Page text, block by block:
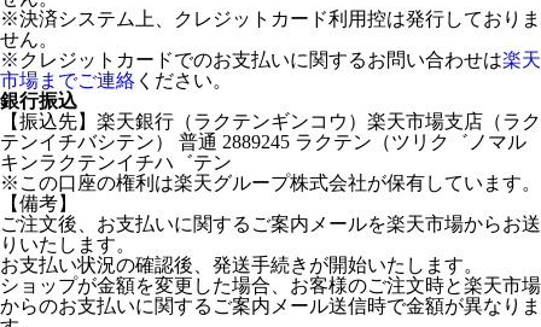
※決済システム上、クレジットカード利用控は発行しておりま
せん。
※クレジットカードでのお支払いに関するお問い合わせは楽天
市場までご連絡 ください。
銀行振込
【振込先】楽天銀行（ラクテンギンコウ）楽天市場支店（ラク
テンイチバシテン） 普通 2889245 ラクテン（ツリク゛ノマル
キンラクテンイチハ゛テン
※この口座の権利は楽天グループ株式会社が保有しています。
【備考】
ご注文後、お支払いに関するご案内メールを楽天市場からお送
りいたします。
お支払い状況の確認後、発送手続きが開始いたします。
ショップが金額を変更した場合、お客様のご注文時と楽天市場
からのお支払いに関するご案内メール送信時で金額が異なりま